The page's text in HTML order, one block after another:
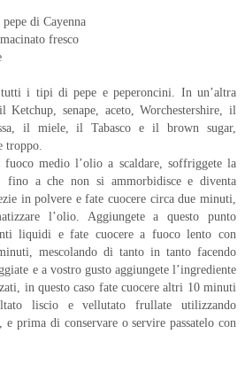
di Cayenna
fresco
tutti i tipi di pepe epeperoncini. In un’altra
Ketchup, senape, aceto,Worchestershire, il
il miele, il Tabasco e ilbrown sugar,
troppo.
fuoco medio l’olio a scaldare, soffriggete la
a che non si ammorbidisce e diventa
in polvere e fate cuocere circa due minuti,
l’olio. Aggiungete a questo punto
liquidi e fate cuocere a fuoco lento con
mescolando di tanto in tanto facendo
e a vostro gusto aggiungete l’ingrediente
in questo caso fate cuocere altri 10 minuti
liscio e vellutato frullate utilizzando
prima di conservare o servire passatelo con